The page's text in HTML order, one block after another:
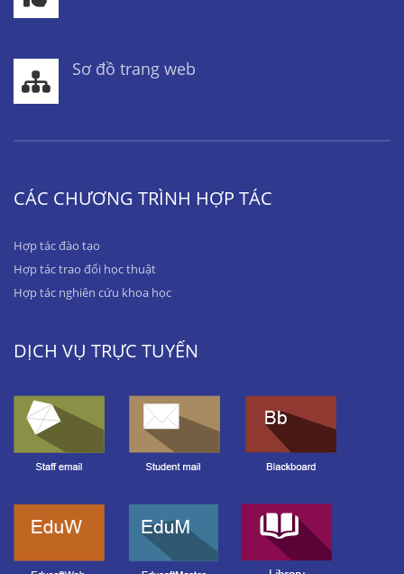
Sơ đồ trang web
CÁC CHƯƠNG TRÌNH HỢP TÁC
Hợp tác đào tạo
Hợp tác trao đổi học thuật
Hợp tác nghiên cứu khoa học
DỊCH VỤ TRỰC TUYẾN